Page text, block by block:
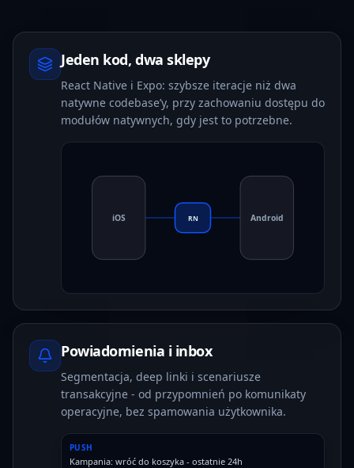
Jeden kod, dwa sklepy
React Native i Expo: szybsze iteracje niż dwa
natywne codebase’y, przy zachowaniu dostępu do
modułów natywnych, gdy jest to potrzebne.
iOS Android
RN
Powiadomienia i inbox
Segmentacja, deep linki i scenariusze
transakcyjne - od przypomnień po komunikaty
operacyjne, bez spamowania użytkownika.
PUSH
Kampania: wróć do koszyka - ostatnie 24h